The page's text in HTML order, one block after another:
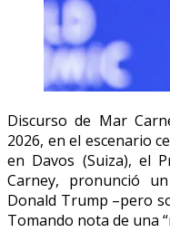
Discurso de Mar
2026, en el escenario
en Davos (Suiza), el
Carney, pronunció
Donald Trump –pero
Tomando nota de una